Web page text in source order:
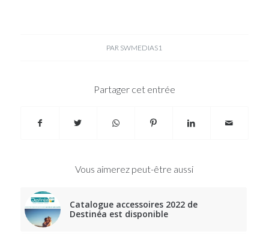
PAR SWMEDIAS1
Partager cet entrée
Vous aimerez peut-être aussi
Catalogue accessoires 2022 de
Destinéa est disponible